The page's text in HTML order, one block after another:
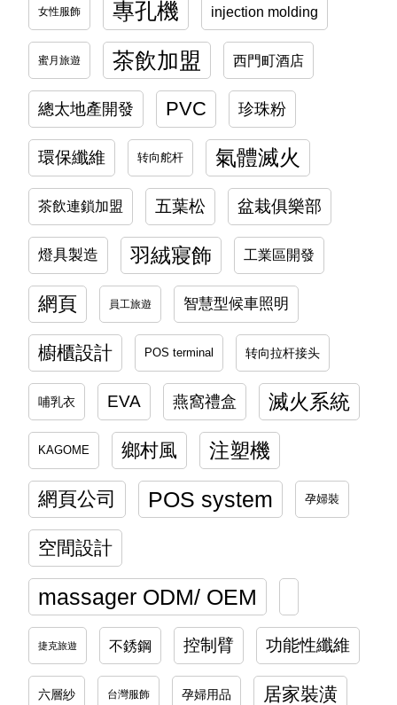
女性服飾 專孔機 injection molding
蜜月旅遊 茶飲加盟 西門町酒店
總太地產開發 PVC 珍珠粉
環保纖維 转向舵杆 氣體滅火
茶飲連鎖加盟 五葉松 盆栽俱樂部
燈具製造 羽絨寢飾 工業區開發
網頁 員工旅遊 智慧型候車照明
櫥櫃設計 POS terminal 转向拉杆接头
哺乳衣 EVA 燕窩禮盒 滅火系統
KAGOME 鄉村風 注塑機
網頁公司 POS system 孕婦裝
空間設計
massager ODM/ OEM
捷克旅遊 不銹鋼 控制臂 功能性纖維
六層紗 台灣服飾 孕婦用品 居家裝潢